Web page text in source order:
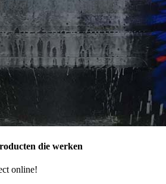
die werken
online!